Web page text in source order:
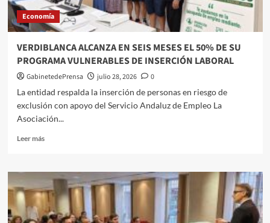
tras
los
buenos
registrados
durante
el
semestre
del
año
Economía
VERDIBLANCA ALCANZA EN SEIS MESES EL 50% DE SU
PROGRAMA VULNERABLES DE INSERCIÓN LABORAL
GabinetedePrensa julio 28, 2026
0
La entidad respalda la inserción de personas en riesgo de
exclusión con apoyo del Servicio Andaluz de Empleo La
Asociación...
Leer másLeer
VERDIBLANCA
ALCANZA
EN
SEIS
MESES